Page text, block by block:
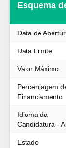
Esquema
Data de
Data Limite
Valor Máximo
Percentagem
Financiamento
Idioma da
Candidatura -
Estado